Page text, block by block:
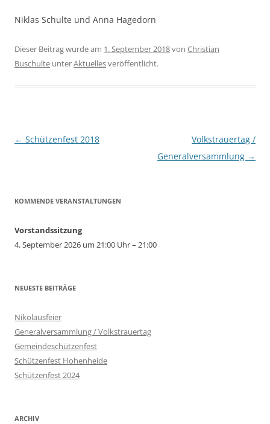
Niklas Schulte und Anna Hagedorn
Dieser Beitrag wurde am 1. September 2018von Christian
Buschulte unterAktuellesveröffentlicht.
Beitragsnavigation
← Schützenfest 2018
Volkstrauertag /
Generalversammlung →
KOMMENDE VERANSTALTUNGEN
Vorstandssitzung
4. September 2026 um 21:00 Uhr – 21:00
NEUESTE BEITRÄGE
Nikolausfeier
Generalversammlung / Volkstrauertag
Gemeindeschützenfest
Schützenfest Hohenheide
Schützenfest 2024
ARCHIV